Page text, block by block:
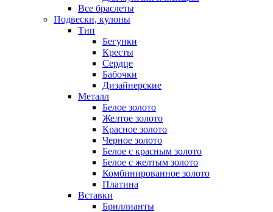
Все браслеты
Подвески, кулоны
Тип
Бегунки
Кресты
Сердце
Бабочки
Дизайнерские
Металл
Белое золото
Желтое золото
Красное золото
Черное золото
Белое с красным золото
Белое с желтым золото
Комбинированное золото
Платина
Вставки
Бриллианты